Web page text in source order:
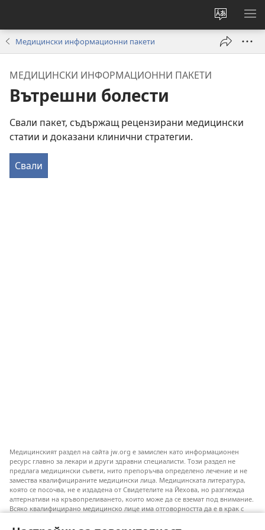
Смени
езика
на
Медицински информационни пакети
МЕДИЦИНСКИ ИНФОРМАЦИОННИ ПАКЕТИ
Вътрешни болести
Свали пакет, съдържащ рецензирани медицински
статии и доказани клинични стратегии.
Свали
Медицинският раздел на сайта jw.org е замислен като информационен
ресурс главно за лекари и други здравни специалисти. Този раздел не
предлага медицински съвети, нито препоръчва определено лечение и не
замества квалифицираните медицински лица. Медицинската литература,
която се посочва, не е издадена от Свидетелите на Йехова, но разглежда
алтернативи на кръвопреливането, които може да се вземат под внимание.
Всяко квалифицирано медицинско лице има отговорността да е в крак с
помага на пациентите си да направят избор съобразно техните